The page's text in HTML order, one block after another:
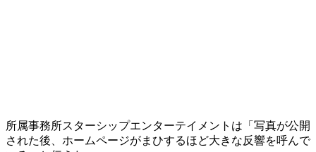
所属事務所スターシップエンターテイメントは「写真が公開
された後、ホームページがまひするほど大きな反響を呼んで